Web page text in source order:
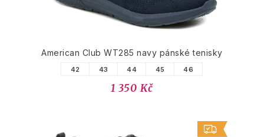
American Club WT285 navy pánské tenisky
42 43 44 45 46
1 350 Kč